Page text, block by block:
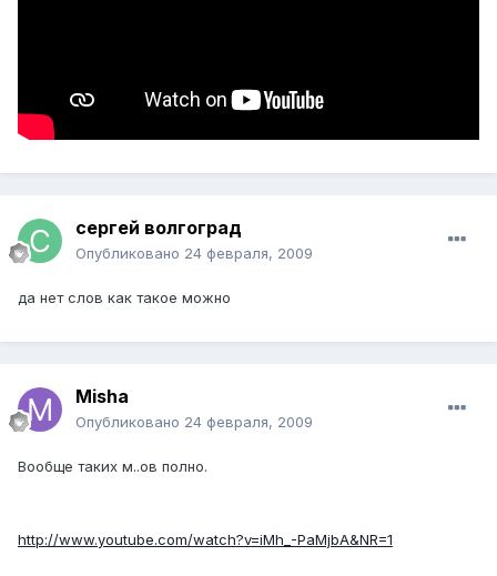
сергей волгоград
Опубликовано 24 февраля, 2009
да нет слов как такое можно
Misha
Опубликовано 24 февраля, 2009
Вообще таких м..ов полно.
http://www.youtube.com/watch?v=iMh_-PaMjbA&NR=1